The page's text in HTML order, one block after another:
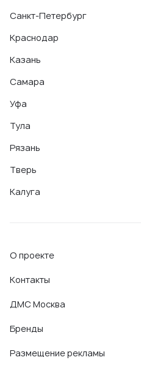
Санкт-Петербург
Краснодар
Казань
Самара
Уфа
Тула
Рязань
Тверь
Калуга
О проекте
Контакты
ДМС Москва
Бренды
Размещение рекламы